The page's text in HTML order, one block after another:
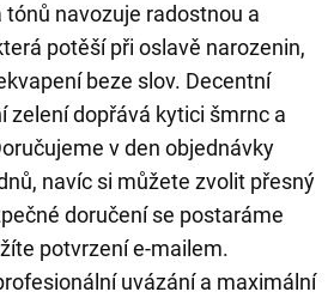
navozuje radostnou a
potěší při oslavě narozenin,
beze slov. Decentní
zelení dopřává kytici šmrnc a
v den objednávky
navíc si můžete zvolit přesný
doručení se postaráme
potvrzení e-mailem.
uvázání a maximální